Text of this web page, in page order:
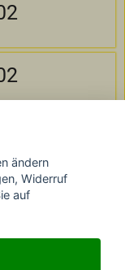
ändern
Widerruf
auf